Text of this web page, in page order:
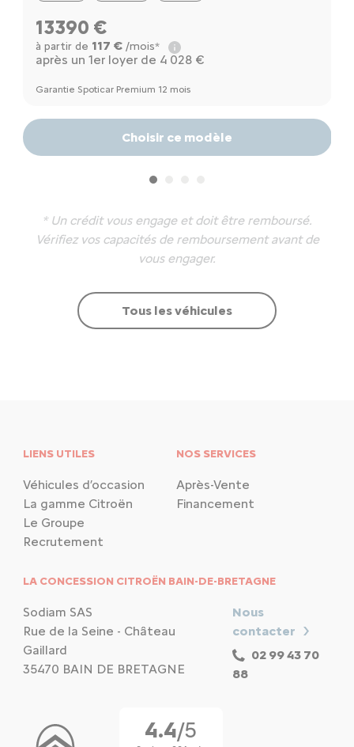
13390 €
à partir de 117 €/mois*
après un 1er loyer de 4 028 €
Garantie Spoticar Premium 12 mois
Choisir ce modèle
* Un crédit vous engage et doit être remboursé.
Vérifiez vos capacités de remboursement avant de
vous engager.
Tous les véhicules
LIENS UTILES
Véhicules d’occasion
La gamme Citroën
Le Groupe
Recrutement
NOS SERVICES
Après-Vente
Financement
LA CONCESSION CITROËN BAIN-DE-BRETAGNE
Sodiam SAS
Rue de la Seine - Château
Gaillard
35470 BAIN DE BRETAGNE
Nous
contacter
02 99 43 70
88
4.4/5